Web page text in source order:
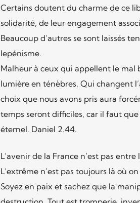
Certains doutent du charme de ce
solidarité, de leur engagement
Beaucoup d’autres se sont laissés
lepénisme.
Malheur à ceux qui appellent le mal
lumière en ténèbres, Qui changent
choix que nous avons pris aura
temps seront difficiles, car il faut
éternel. Daniel 2.44.
L’avenir de la France n’est pas
L‘extrême n’est pas toujours là où on
Soyez en paix et sachez que la